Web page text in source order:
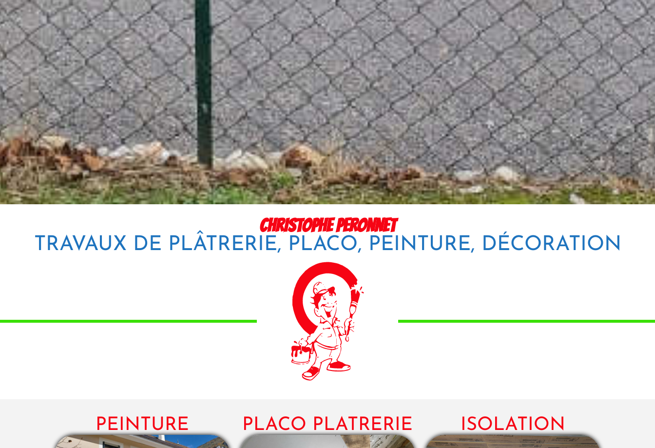
CHRISTOPHE PERONNET
TRAVAUX DE PLÂTRERIE, PLACO, PEINTURE, DÉCORATION
PEINTURE PLACO PLATRERIE ISOLATION